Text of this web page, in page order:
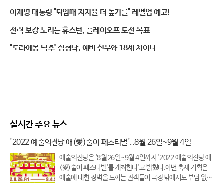
이재명 대통령 "퇴임때 지지율 더 높기를" 레벨업 예고!
전력 보강 노리는 휴스턴, 플레이오프 도전 목표
"도라에몽 덕후" 심형탁, 예비 신부와 18세 차이나
실시간 주요 뉴스
'2022 예술의전당 애(愛)술이 페스티벌'..8월 26일~9월 4일
예술의전당은 '8월 26일~9월 4일까지 '2022 예술의전당 애
(愛)술이 페스티벌'를 개최한다'고 밝혔다.이번 축제 기획은
예술에 대한 장벽을 느끼는 관객들이 극장 밖에서도 부담 없이